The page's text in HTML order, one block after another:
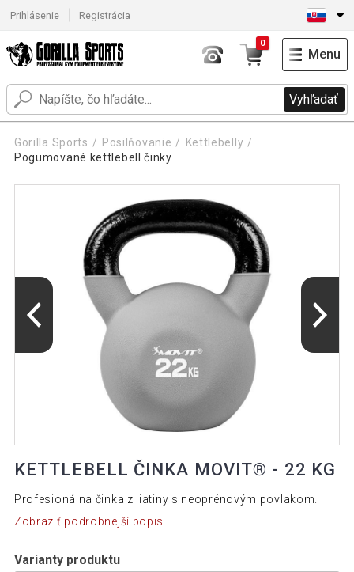
Prihlásenie Registrácia
Vyhľadať
0
Menu
Gorilla Sports Posilňovanie
Kettlebelly
Pogumované kettlebell činky
KETTLEBELL ČINKA MOVIT® - 22 KG
Profesionálna činka z liatiny s neoprénovým povlakom.
Zobraziť podrobnejší popis
Varianty produktu